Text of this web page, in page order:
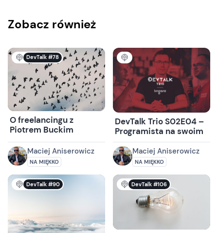
Zobacz również
DevTalk #78
O freelancingu z
Piotrem Buckim
Maciej Aniserowicz
NA MIĘKKO
DevTalk Trio S02E04 –
Programista na swoim
Maciej Aniserowicz
NA MIĘKKO
DevTalk #90 DevTalk #106